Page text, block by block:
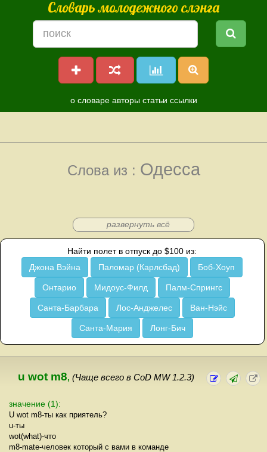
Словарь молодежного слэнга
о словаре авторы статьи ссылки
Слова из : Одесса
развернуть всё
Найти полет в отпуск до $100 из:
Джона Вэйна
Паломар (Карлсбад) Боб-Хоуп
Онтарио Мидоус-Филд Палм-Спрингс
Санта-Барбара Лос-Анджелес Ван-Нэйс
Санта-Мария Лонг-Бич
u wot m8, (Чаще всего в CoD MW 1.2.3)
значение (1):
U wot m8-ты как приятель?
u-ты
wot(what)-что
m8-mate-человек который с вами в команде